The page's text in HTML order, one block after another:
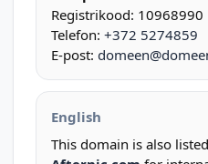
Registrikood: 10968990
Telefon: +372 5274859
E-post:
English
This domain is also